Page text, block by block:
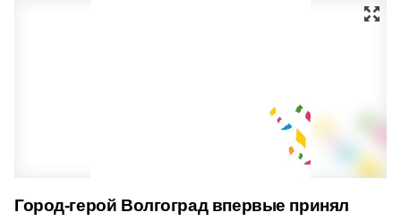
Город-герой Волгоград впервые принял